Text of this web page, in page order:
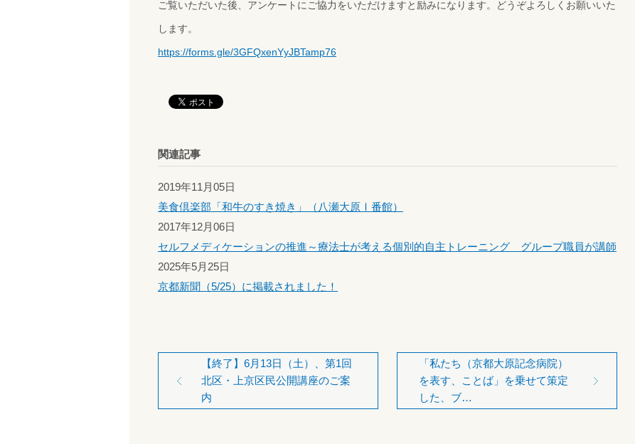
ご覧いただいた後、アンケートにご協力をいただけますと励みになります。どうぞよろしくお願いいた
します。
https://forms.gle/3GFQxenYyJBTamp76
関連記事
2019年11月05日
美食倶楽部「和牛のすき焼き」（八瀬大原Ⅰ番館）
2017年12月06日
セルフメディケーションの推進～療法士が考える個別的自主トレーニング グループ職員が講師
2025年5月25日
京都新聞（5/25）に掲載されました！
【終了】6月13日（土）、第1回
北区・上京区民公開講座のご案
内
「私たち（京都大原記念病院）
を表す、ことば」を乗せて策定
した、ブ…